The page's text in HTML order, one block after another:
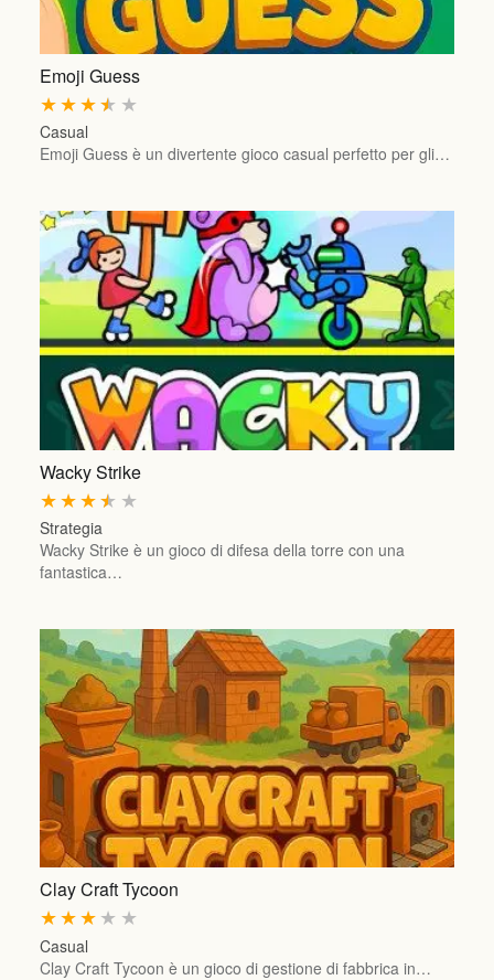
Emoji Guess
★
★
★
★
★
Casual
Emoji Guess è un divertente gioco casual perfetto per gli…
Wacky Strike
★
★
★
★
★
Strategia
Wacky Strike è un gioco di difesa della torre con una
fantastica…
Clay Craft Tycoon
★
★
★
★
★
Casual
Clay Craft Tycoon è un gioco di gestione di fabbrica in…